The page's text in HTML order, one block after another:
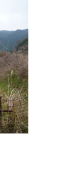
分市大
ムの様
）ダ
…
読む